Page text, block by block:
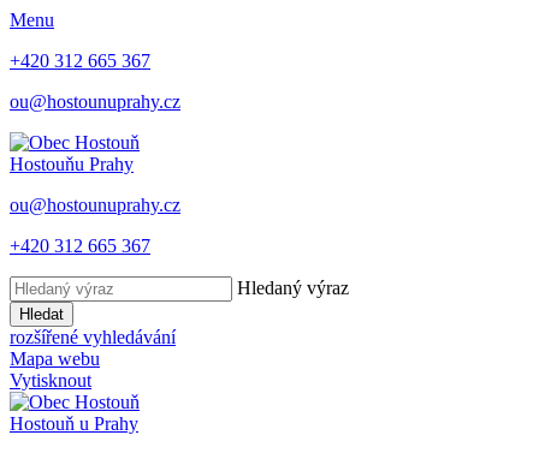
Menu
+420 312 665 367
ou@hostounuprahy.cz
Hostouňu Prahy
ou@hostounuprahy.cz
+420 312 665 367
Hledaný výraz
Hledat
rozšířené vyhledávání
Mapa webu
Vytisknout
Hostouň u Prahy